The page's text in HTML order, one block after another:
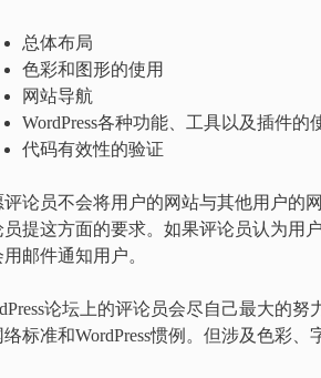
总体布局
色彩和图形的使用
网站导航
WordPress各种功能、工具以及插件的
代码有效性的验证
评论员不会将用户的网站与其他用户的
员提这方面的要求。如果评论员认为用
邮件通知用户。
论坛上的评论员会尽自己最大的
络标准和WordPress惯例。但涉及色彩